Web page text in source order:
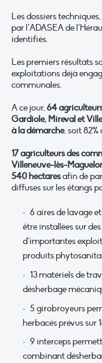
Les dossiers
par l’ADASEA de
identifiés.
Les premiers résultats
exploitations déjà
communales.
A ce jour,64
Gardiole, Mireval et
à la démarche, soit
17 agriculteurs des
Villeneuve-lès-
540 hectaresafin de
diffuses sur les étangs
6 aires de lavage
être installées sur
d’importantes
produits
13 matériels de
désherbage
5 girobroyeurs
herbacés prévus sur
9 interceps
combinant